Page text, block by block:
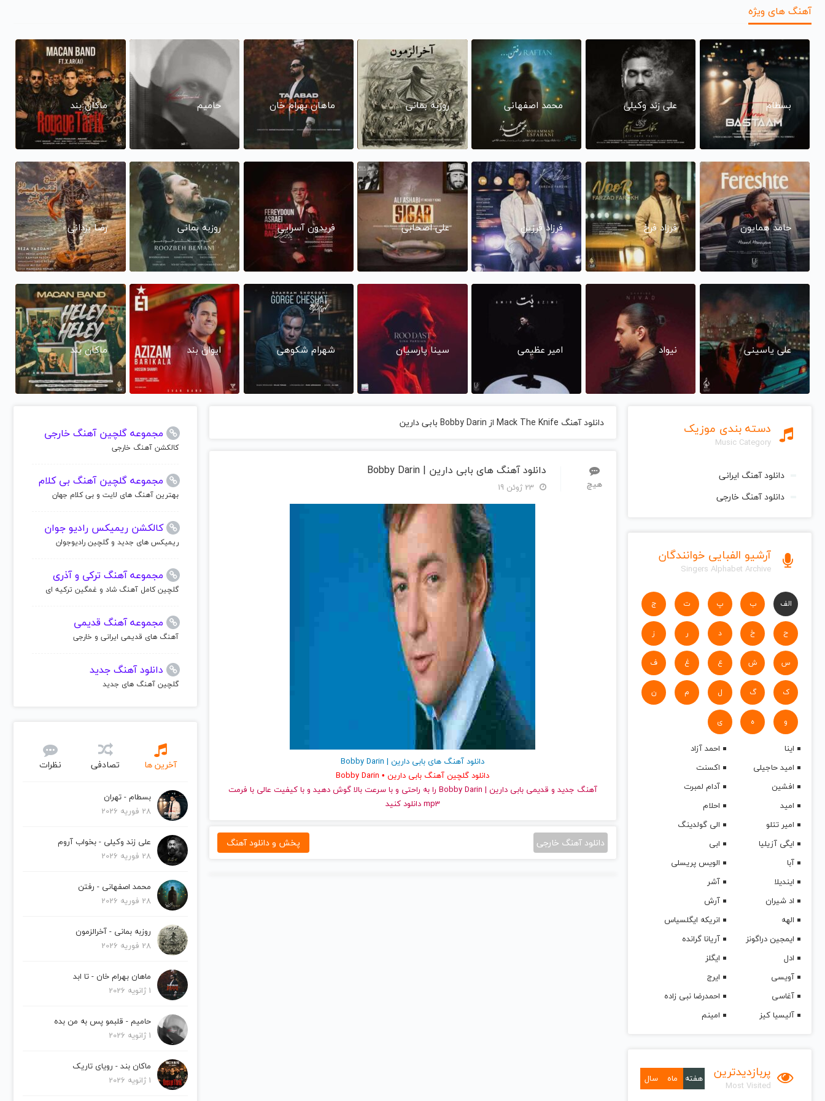
آهنگ های ویژه
بسطام علی زند وکیلی محمد اصفهانی روزبه بمانی ماهان بهرام خان حامیم ماکان بند
حامد همایون فرزاد فرخ فرزاد فرزین علی اصحابی فریدون آسرایی روزبه بمانی رضا یزدانی
علی یاسینی نیواد امیر عظیمی سینا پارسیان شهرام شکوهی ایوان بند ماکان بند
دسته بندی موزیک
Music Category
دانلود آهنگ ایرانی
دانلود آهنگ خارجی
آرشیو الفبایی خوانندگان
Singers Alphabet Archive
الف ب پ ت ج
ح خ د ر ز
س ش ع غ ف
ک گ ل م ن
و ه ی
اینا
احمد آزاد
امید حاجیلی
اکسنت
افشین
آدام لمبرت
امید
احلام
امیر تتلو
الی گولدینگ
ایگی آزیلیا
ابی
آبا
الویس پریسلی
ایندیلا
آشر
اد شیران
آرش
الهه
انریکه ایگلسیاس
ایمجین دراگونز
آریانا گرانده
ادل
ایگلز
آویسی
ایرج
آغاسی
احمدرضا نبی زاده
آلیسیا کیز
امینم
پربازدیدترین
Most Visited
هفته ماه سال
دانلود آهنگ Mack The Knife از Bobby Darin بابی دارین
هیچ
دانلود آهنگ های بابی دارین | Bobby Darin
دانلود آهنگ های بابی دارین | Bobby Darin
دانلود گلچین آهنگ بابی دارین • Bobby Darin
آهنگ جدید
و قدیمی بابی دارین | Bobby Darin را به راحتی و با سرعت بالا گوش دهید و با کیفیت عالی با فرمت
mp3 دانلود کنید
دانلود آهنگ خارجی پخش و دانلود آهنگ
مجموعه گلچین آهنگ خارجی
کالکشن آهنگ خارجی
مجموعه گلچین آهنگ بی کلام
بهترین آهنگ های لایت و بی کلام جهان
کالکشن ریمیکس رادیو جوان
ریمیکس های جدید و گلچین رادیوجوان
مجموعه آهنگ ترکی و آذری
گلچین کامل آهنگ شاد و غمگین ترکیه ای
مجموعه آهنگ قدیمی
آهنگ های قدیمی ایرانی و خارجی
دانلود آهنگ جدید
گلچین آهنگ های جدید
آخرین ها تصادفی نظرات
بسطام - تهران
28 فوریه 2026
علی زند وکیلی - بخواب آروم
28 فوریه 2026
محمد اصفهانی - رفتن
28 فوریه 2026
روزبه بمانی - آخرالزمون
28 فوریه 2026
ماهان بهرام خان - تا ابد
1 ژانویه 2026
حامیم - قلبمو پس به من بده
1 ژانویه 2026
ماکان بند - رویای تاریک
1 ژانویه 2026